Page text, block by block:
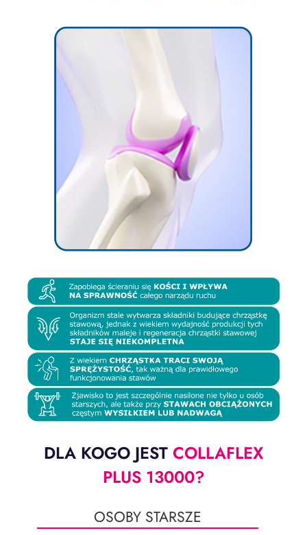
DLA KOGO JEST COLLAFLEX
PLUS 13000?
OSOBY STARSZE